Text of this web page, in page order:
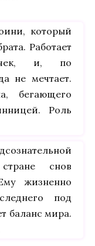
который
Работает
и, по
не мечтает.
бегающего
Роль
снов
жизненно
под
баланс мира.